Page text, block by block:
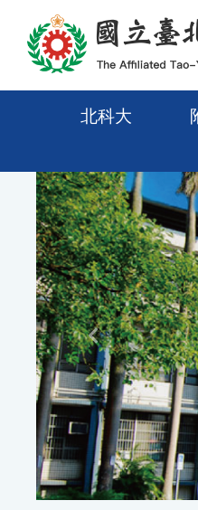
移至網頁之主要內容區位置
北科大
Previous